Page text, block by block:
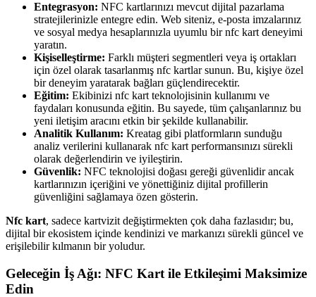
Entegrasyon: NFC kartlarınızı mevcut dijital pazarlama
stratejilerinizle entegre edin. Web siteniz, e-posta imzalarınız
ve sosyal medya hesaplarınızla uyumlu bir nfc kart deneyimi
yaratın.
Kişiselleştirme: Farklı müşteri segmentleri veya iş ortakları
için özel olarak tasarlanmış nfc kartlar sunun. Bu, kişiye özel
bir deneyim yaratarak bağları güçlendirecektir.
Eğitim: Ekibinizi nfc kart teknolojisinin kullanımı ve
faydaları konusunda eğitin. Bu sayede, tüm çalışanlarınız bu
yeni iletişim aracını etkin bir şekilde kullanabilir.
Analitik Kullanım: Kreatag gibi platformların sunduğu
analiz verilerini kullanarak nfc kart performansınızı sürekli
olarak değerlendirin ve iyileştirin.
Güvenlik: NFC teknolojisi doğası gereği güvenlidir ancak
kartlarınızın içeriğini ve yönettiğiniz dijital profillerin
güvenliğini sağlamaya özen gösterin.
Nfc kart, sadece kartvizit değiştirmekten çok daha fazlasıdır; bu,
dijital bir ekosistem içinde kendinizi ve markanızı sürekli güncel ve
erişilebilir kılmanın bir yoludur.
Geleceğin İş Ağı: NFC Kart ile Etkileşimi Maksimize
Edin